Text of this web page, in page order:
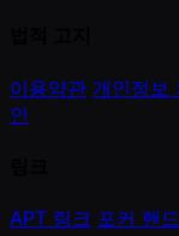
이용약관 개인정보
인
APT 링크 포커 핸